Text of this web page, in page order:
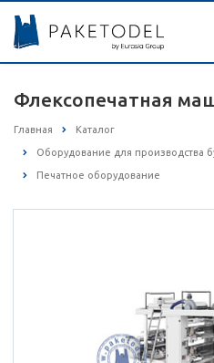
Флексопечатная
Главная Каталог
Оборудование для производства
Печатное оборудование